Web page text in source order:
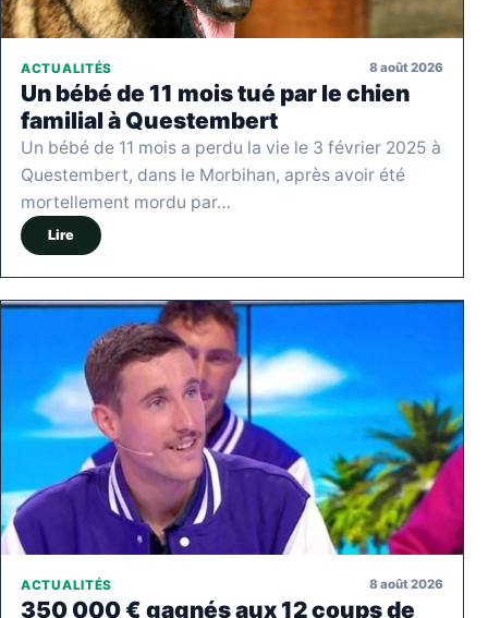
ACTUALITÉS 8 août 2026
Un bébé de 11 mois tué par le chien
familial à Questembert
Un bébé de 11 mois a perdu la vie le 3 février 2025 à
Questembert, dans le Morbihan, après avoir été
mortellement mordu par…
Lire
ACTUALITÉS 8 août 2026
350 000 € gagnés aux 12 coups de